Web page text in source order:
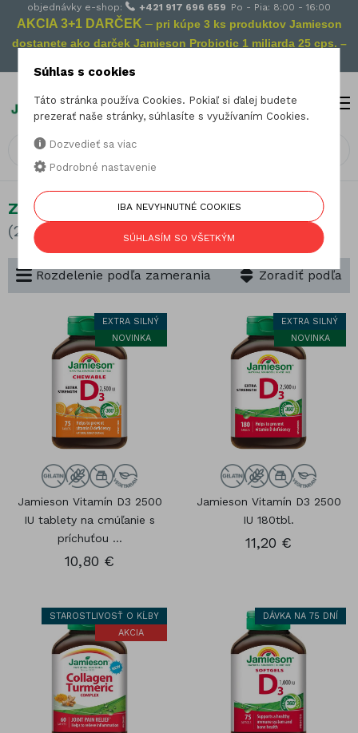
objednávky e-shop: +421 917 696 659 Po - Pia: 8:00 - 16:00
AKCIA 3+1 DARČEK – pri kúpe 3 ks produktov Jamieson
dostanete ako darček Jamieson Probiotic 1 miliarda 25 cps. –
0
Zdravé starnutie
(23 produktov)
Zoradiť podľa
Rozdelenie podľa zamerania
EXTRA SILNÝ
NOVINKA
Jamieson Vitamín D3 2500
IU tablety na cmúľanie s
príchuťou ...
10,80 €
EXTRA SILNÝ
NOVINKA
Jamieson Vitamín D3 2500
IU 180tbl.
11,20 €
STAROSTLIVOSŤ O KĹBY
AKCIA
DÁVKA NA 75 DNÍ
Súhlas s cookies
Táto stránka používa Cookies. Pokiaľ si ďalej budete
prezerať naše stránky, súhlasíte s využívaním Cookies.
Dozvedieť sa viac
Podrobné nastavenie
IBA NEVYHNUTNÉ COOKIES
SÚHLASÍM SO VŠETKÝM